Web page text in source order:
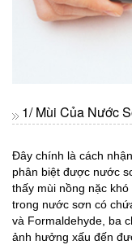
1/ Mùi Của Nước
Đây chính là cách
phân biệt được nước
thấy mùi nồng nặc
trong nước sơn có
và Formaldehyde, ba
ảnh hưởng xấu đến